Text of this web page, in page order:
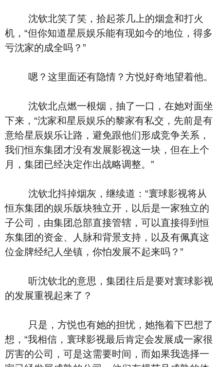
沈钦北笑了笑，拾起茶几上的烟盒和打火
机，“但你知道星辰娱乐能有现如今的地位，得多
亏沈家的成全吗？”
嗯？这里面还有隐情？方悦好奇地望着他。
沈钦北点燃一根烟，抽了一口，在她对面坐
下来，“沈家和星辰娱乐的黎家有私交，先前是有
意给星辰娱乐让路，避免跟他们形成竞争关系，
我们恒东集团才没有发展影视这一块，但在上个
月，集团已经决定作出战略调整。”
沈钦北抖掉烟灰，继续道：“寰球影视将从
恒东集团的娱乐版块独立开，以后是一家独立的
子公司，由集团总部直接管辖，可以直接得到恒
东集团的资金、人脉和背景支持，以及有佩真这
位金牌经纪人坐镇，你怕发展不起来吗？”
听沈钦北的意思，集团往后是要对寰球影视
的发展重视起来了？
只是，方悦也有她的担忧，她拖着下巴想了
想，“我相信，寰球影视最后肯定会发展成一家很
厉害的公司，可是这需要时间，而如果我选择一